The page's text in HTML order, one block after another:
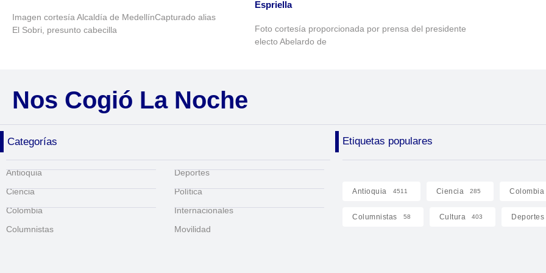
Imagen cortesía Alcaldía de MedellínCapturado alias
El Sobri, presunto cabecilla
Espriella
Foto cortesía proporcionada por prensa del presidente
electo Abelardo de
Nos Cogió La Noche
Categorías Etiquetas populares
Antioquia
Ciencia
Colombia
Columnistas
Deportes
Política
Internacionales
Movilidad
Antioquia 4511 Ciencia 285 Colombia
Columnistas 58 Cultura 403 Deportes